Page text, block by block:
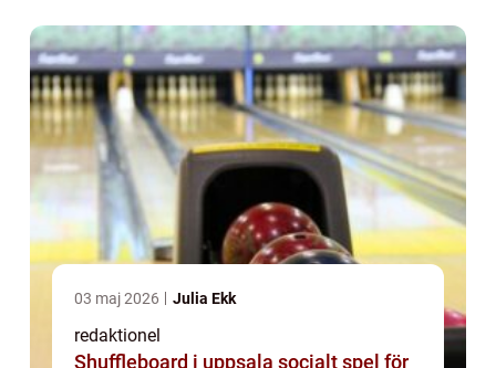
historia och ...
03 maj 2026 Julia Ekk
redaktionel
Shuffleboard i uppsala socialt spel för